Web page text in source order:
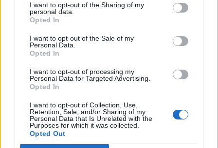
I want to opt-out of the Sharing of my
personal data.
Opted In
I want to opt-out of the Sale of my
Personal Data.
Opted In
I want to opt-out of processing my
Personal Data for Targeted Advertising.
Opted In
I want to opt-out of Collection, Use,
Retention, Sale, and/or Sharing of my
Personal Data that Is Unrelated with the
Purposes for which it was collected.
Opted Out
nőknek, amikor segítséget kérnek?
A legidegesítőbb kifejezések laza
Elyna Robbs: Adéle és az örökölt árnyak